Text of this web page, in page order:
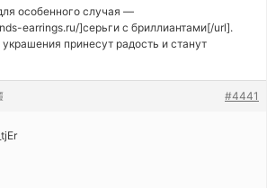
особенного случая —
earrings.ru/]серьги с бриллиантами[/url].
принесут радость и станут
#4441